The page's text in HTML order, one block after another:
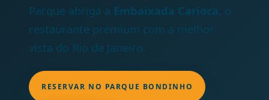
Parque abriga a Embaixada Carioca, o
restaurante premium com a melhor
vista do Rio de Janeiro.
RESERVAR NO PARQUE BONDINHO